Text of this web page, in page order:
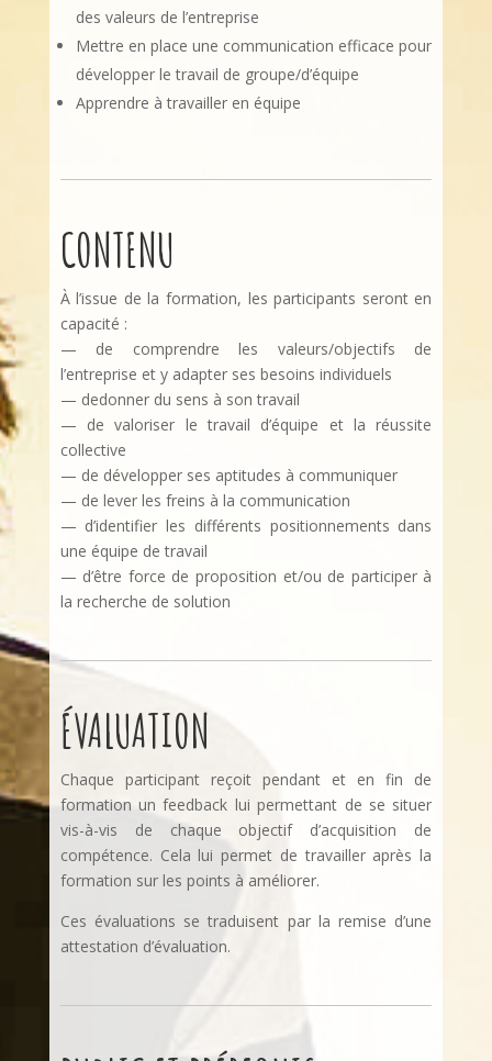
des valeurs de l’entreprise
Mettre en place une communication efficace pour
développer le travail de groupe/d’équipe
Apprendre à travailler en équipe
CONTENU
À l’issue de la formation, les participants seront en
capacité :
— de comprendre les valeurs/objectifs de
l’entreprise et y adapter ses besoins individuels
— dedonner du sens à son travail
— de valoriser le travail d’équipe et la réussite
collective
— de développer ses aptitudes à communiquer
— de lever les freins à la communication
— d’identifier les différents positionnements dans
une équipe de travail
— d’être force de proposition et/ou de participer à
la recherche de solution
ÉVALUATION
Chaque participant reçoit pendant et en fin de
formation un feedback lui permettant de se situer
vis-à-vis de chaque objectif d’acquisition de
compétence. Cela lui permet de travailler après la
formation sur les points à améliorer.
Ces évaluations se traduisent par la remise d’une
attestation d’évaluation.